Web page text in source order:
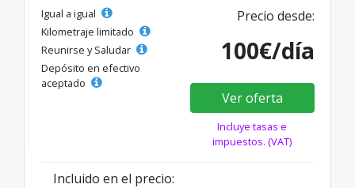
Igual a igual
Kilometraje limitado
Reunirse y Saludar
Depósito en efectivo
aceptado
Precio desde:
100€/día
Ver oferta
Incluye tasas e
impuestos. (VAT)
Incluido en el precio: